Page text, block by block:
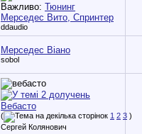
Важливо: Тюнинг
Мерседес Вито, Спринтер
ddaudio
Мерседес Віано
sobol
Вебасто
( 1 2 3 )
Сергей Колянович